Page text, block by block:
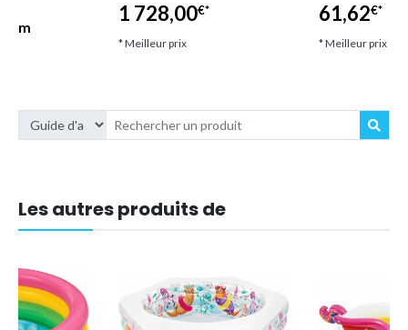
cm
1 728,00€*
* Meilleur prix
61,62€*
* Meilleur prix
Les autres produits de